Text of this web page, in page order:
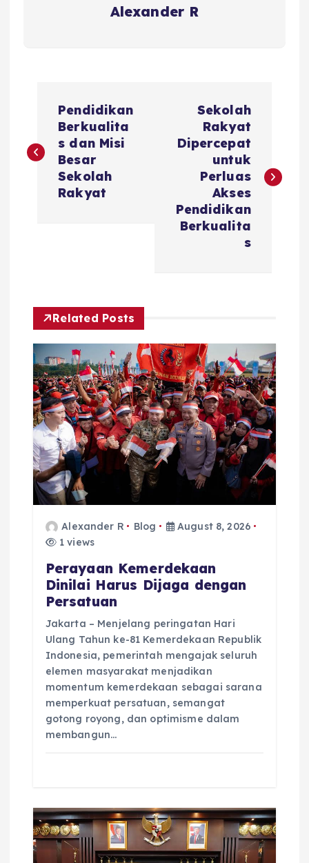
Alexander R
s
v
g
a
t
o
Pendidikan
Berkualita
s dan Misi
Besar
Sekolah
Rakyat
Sekolah
Rakyat
Dipercepat
untuk
Perluas
Akses
Pendidikan
Berkualita
s
Related Posts
Alexander R Blog
August 8, 2026
1 views
Perayaan Kemerdekaan
Dinilai Harus Dijaga dengan
Persatuan
Jakarta – Menjelang peringatan Hari
Ulang Tahun ke-81 Kemerdekaan Republik
Indonesia, pemerintah mengajak seluruh
elemen masyarakat menjadikan
momentum kemerdekaan sebagai sarana
memperkuat persatuan, semangat
gotong royong, dan optimisme dalam
membangun…